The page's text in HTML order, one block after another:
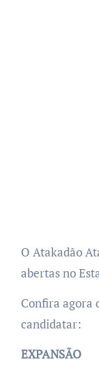
O Atakadão Atakarejo está com diversas vagas
abertas no
Confira agora
candidatar:
EXPANSÃO